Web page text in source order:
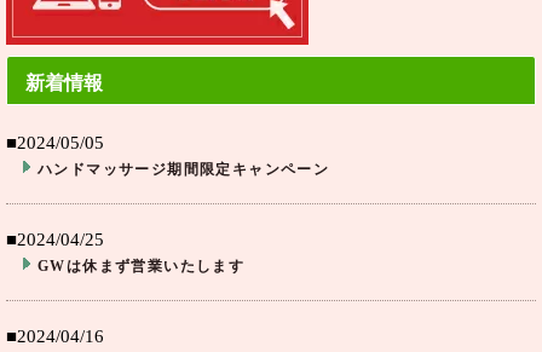
新着情報
■2024/05/05
ハンドマッサージ期間限定キャンペーン
■2024/04/25
GWは休まず営業いたします
■2024/04/16